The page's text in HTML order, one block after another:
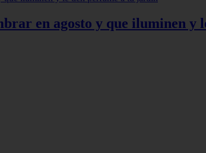
en agosto y que iluminen